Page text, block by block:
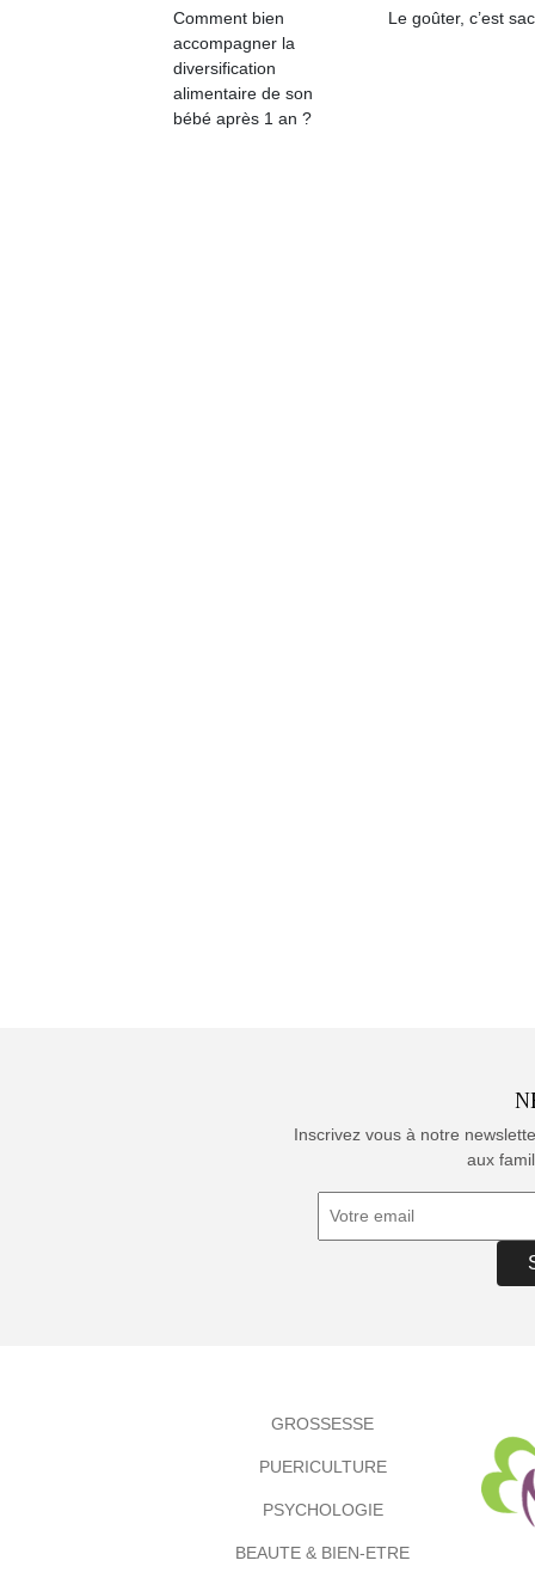
Comment bien
accompagner la
diversification
alimentaire de son
bébé après 1 an ?
Le goûter, c’est
physique
ou
Inscrivez vous à notre
aux
GROSSESSE
PUERICULTURE
PSYCHOLOGIE
BEAUTE & BIEN-ETRE